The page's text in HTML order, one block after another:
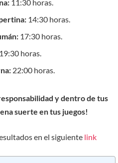
11:30 horas.
14:30 horas.
17:30 horas.
19:30 horas.
22:00 horas.
y dentro de tus
suerte en tus juegos!
en el siguiente link